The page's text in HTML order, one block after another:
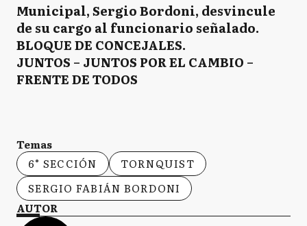
Municipal, Sergio Bordoni, desvincule
de su cargo al funcionario señalado.
BLOQUE DE CONCEJALES.
JUNTOS – JUNTOS POR EL CAMBIO –
FRENTE DE TODOS
Temas
6° SECCIÓN
TORNQUIST
SERGIO FABIÁN BORDONI
AUTOR